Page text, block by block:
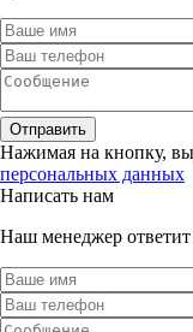
Отправить
Нажимая на кнопку, вы
персональных данных
Написать нам
Наш менеджер